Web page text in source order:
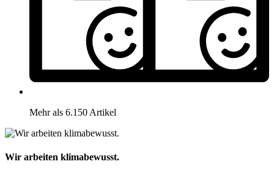
Mehr als 6.150 Artikel
Wir arbeiten klimabewusst.